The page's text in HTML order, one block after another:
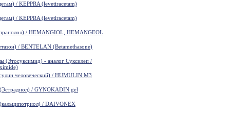
/ KEPPRA (levetiracetam)
/ KEPPRA (levetiracetam)
/ HEMANGIOL, HEMANGEOL
/ BENTELAN (Betamethasone)
- аналог Суксилеп /
человеческий) / HUMULIN M3
/ GYNOKADIN gel
/ DAIVONEX